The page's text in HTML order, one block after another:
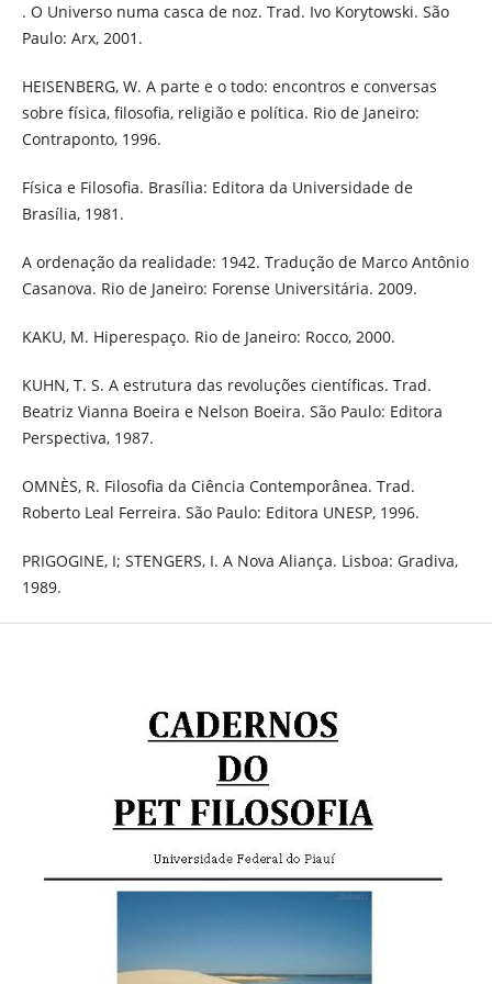
. O Universo numa casca de noz. Trad. Ivo Korytowski. São
Paulo: Arx, 2001.
HEISENBERG, W. A parte e o todo: encontros e conversas
sobre física, filosofia, religião e política. Rio de Janeiro:
Contraponto, 1996.
Física e Filosofia. Brasília: Editora da Universidade de
Brasília, 1981.
A ordenação da realidade: 1942. Tradução de Marco Antônio
Casanova. Rio de Janeiro: Forense Universitária. 2009.
KAKU, M. Hiperespaço. Rio de Janeiro: Rocco, 2000.
KUHN, T. S. A estrutura das revoluções científicas. Trad.
Beatriz Vianna Boeira e Nelson Boeira. São Paulo: Editora
Perspectiva, 1987.
OMNÈS, R. Filosofia da Ciência Contemporânea. Trad.
Roberto Leal Ferreira. São Paulo: Editora UNESP, 1996.
PRIGOGINE, I; STENGERS, I. A Nova Aliança. Lisboa: Gradiva,
1989.